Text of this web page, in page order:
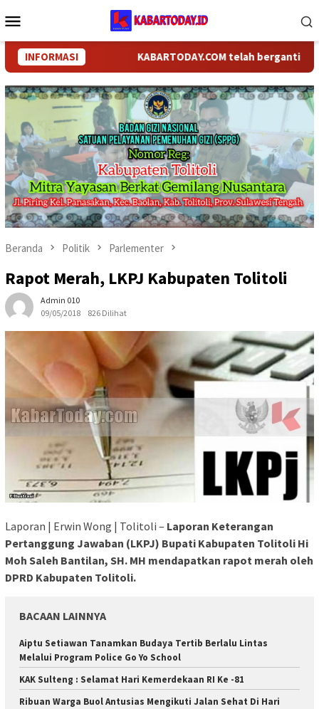
ke
Mobile
INFORMASI KABARTODAY.COM telah berganti
Beranda Politik Parlementer
Rapot Merah, LKPJ Kabupaten Tolitoli
Admin 010
09/05/2018
826 Dilihat
Laporan | Erwin Wong | Tolitoli – Laporan Keterangan
Pertanggung Jawaban (LKPJ) Bupati Kabupaten Tolitoli Hi
Moh Saleh Bantilan, SH. MH mendapatkan rapot merah oleh
DPRD Kabupaten Tolitoli.
BACAAN LAINNYA
Aiptu Setiawan Tanamkan Budaya Tertib Berlalu Lintas
Melalui Program Police Go Yo School
KAK Sulteng : Selamat Hari Kemerdekaan RI Ke -81
Ribuan Warga Buol Antusias Mengikuti Jalan Sehat Di Hari